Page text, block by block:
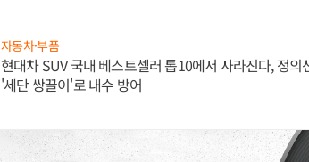
자동차·부품
현대차 SUV 국내 베스트셀러 톱10에서 사라진다, 정의
'세단 쌍끌이'로 내수 방어